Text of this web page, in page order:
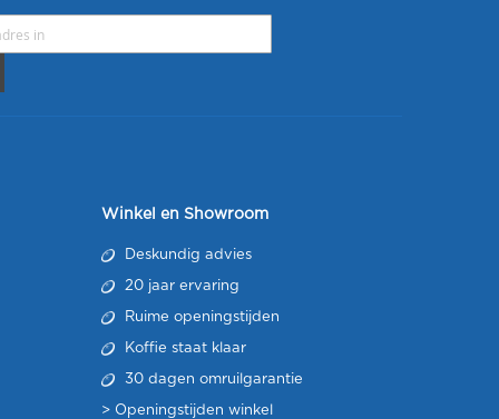
Winkel en Showroom
Deskundig advies
20 jaar ervaring
Ruime openingstijden
Koffie staat klaar
30 dagen omruilgarantie
> Openingstijden winkel